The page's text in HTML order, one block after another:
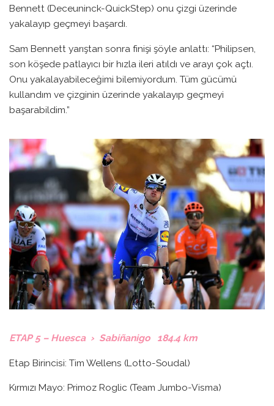
Bennett (Deceuninck-QuickStep) onu çizgi üzerinde
yakalayıp geçmeyi başardı.
Sam Bennett yarıştan sonra finişi şöyle anlattı: “Philipsen,
son köşede patlayıcı bir hızla ileri atıldı ve arayı çok açtı.
Onu yakalayabileceğimi bilemiyordum. Tüm gücümü
kullandım ve çizginin üzerinde yakalayıp geçmeyi
başarabildim.”
ETAP 5 – Huesca › Sabiñanigo 184.4 km
Etap Birincisi: Tim Wellens (Lotto-Soudal)
Kırmızı Mayo: Primoz Roglic (Team Jumbo-Visma)